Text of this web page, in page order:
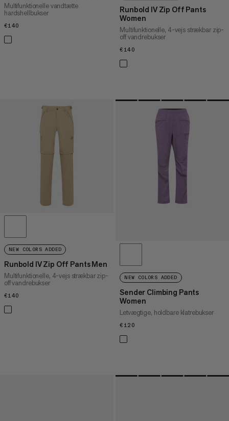
Multifunktionelle vandtætte
hardshellbukser
€140
Runbold IV Zip Off Pants
Women
Multifunktionelle, 4-vejs strækbar zip-
off vandrebukser
€140
NEW COLORS ADDED
Runbold IV Zip Off Pants Men
Multifunktionelle, 4-vejs strækbar zip-
off vandrebukser
€140
NEW COLORS ADDED
Sender Climbing Pants
Women
Letvægtige, holdbare klatrebukser
€120